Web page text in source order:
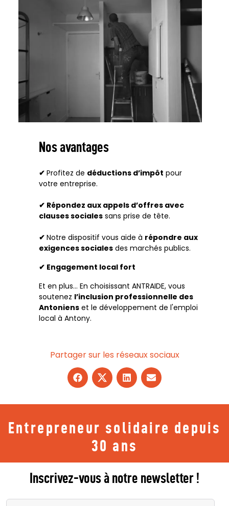
Nos avantages
✔ Profitez de déductions d’impôt pour
votre entreprise.
✔ Répondez aux appels d’offres avec
clauses sociales sans prise de tête.
✔ Notre dispositif vous aide à répondre aux
exigences sociales des marchés publics.
✔ Engagement local fort
Et en plus… En choisissant ANTRAIDE, vous
soutenez l’inclusion professionnelle des
Antoniens et le développement de l'emploi
local à Antony.
Partager sur les réseaux sociaux
Entrepreneur solidaire depuis
30 ans
Inscrivez-vous à notre newsletter !